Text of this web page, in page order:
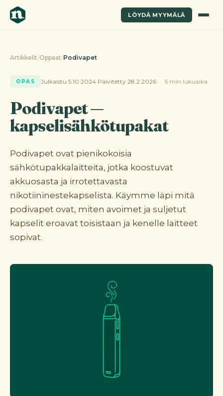
LÖYDÄ MYYMÄLÄ
Artikkelit/Oppaat/Podivapet
OPAS Julkaistu 5.10.2024·Päivitetty 28.2.2026 5 min lukuaika
Podivapet —
kapselisähkötupakat
Podivapet ovat pienikokoisia
sähkötupakkalaitteita, jotka koostuvat
akkuosasta ja irrotettavasta
nikotiininestekapselista. Käymme läpi mitä
podivapet ovat, miten avoimet ja suljetut
kapselit eroavat toisistaan ja kenelle laitteet
sopivat.